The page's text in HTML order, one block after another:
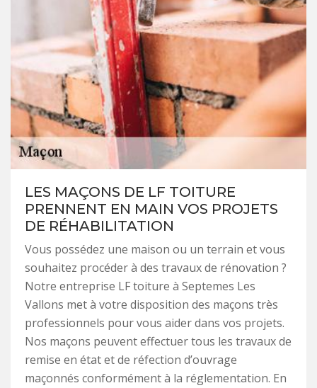
LES MAÇONS DE LF TOITURE
PRENNENT EN MAIN VOS PROJETS
DE RÉHABILITATION
Vous possédez une maison ou un terrain et vous
souhaitez procéder à des travaux de rénovation ?
Notre entreprise LF toiture à Septemes Les
Vallons met à votre disposition des maçons très
professionnels pour vous aider dans vos projets.
Nos maçons peuvent effectuer tous les travaux de
remise en état et de réfection d’ouvrage
maçonnés conformément à la réglementation. En